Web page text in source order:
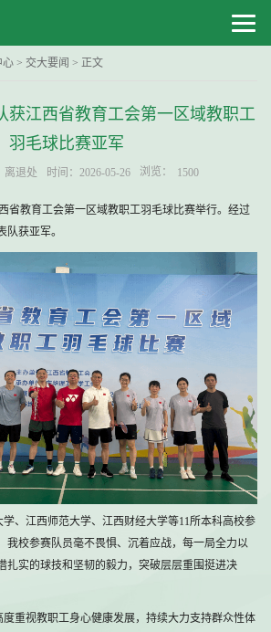
心 > 交大要闻 > 正文
获江西省教育工会第一区域教职工
羽毛球比赛亚军
离退处 时间：2026-05-26 浏览： 1500
省教育工会第一区域教职工羽毛球比赛举行。经过
获亚军。
、江西师范大学、江西财经大学等11所本科高校参
我校参赛队员毫不畏惧、沉着应战，每一局全力以
扎实的球技和坚韧的毅力，突破层层重围挺进决
重视教职工身心健康发展，持续大力支持群众性体